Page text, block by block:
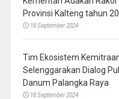
Provinsi Kalteng tahun
18 September 2024
Tim Ekosistem
Selenggarakan Dialog
Danum Palangka Raya
18 September 2024